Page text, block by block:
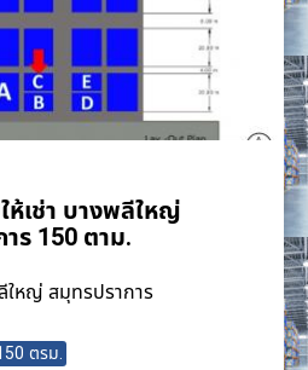
ห้เช่า บางพลีใหญ่
ร 150 ตาม.
ใหญ่ สมุทรปราการ
ตรม.